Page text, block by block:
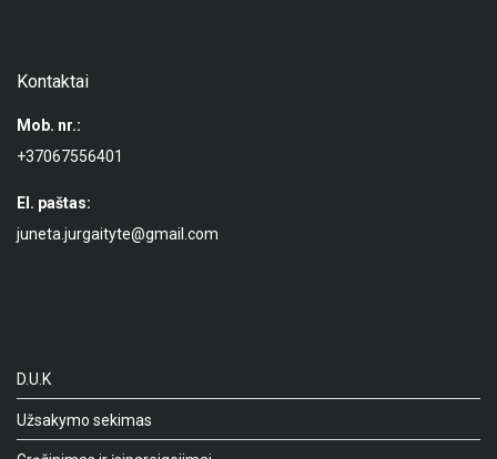
Kontaktai
Mob. nr.:
+37067556401
El. paštas:
juneta.jurgaityte@gmail.com
D.U.K
Užsakymo sekimas